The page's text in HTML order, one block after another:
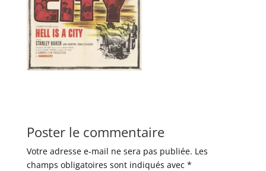
Poster le commentaire
Votre adresse e-mail ne sera pas publiée. Les
champs obligatoires sont indiqués avec *